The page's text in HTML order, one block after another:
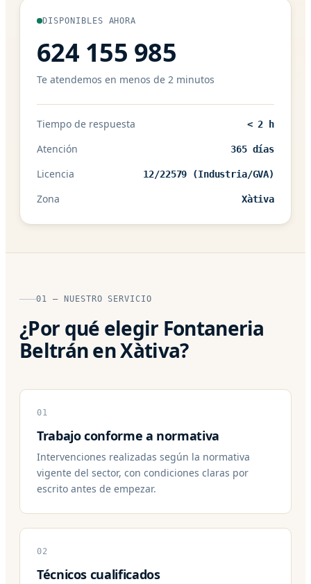
DISPONIBLES AHORA
624 155 985
Te atendemos en menos de 2 minutos
Tiempo de respuesta < 2 h
Atención 365 días
Licencia 12/22579 (Industria/GVA)
Zona Xàtiva
01 — NUESTRO SERVICIO
¿Por qué elegir Fontaneria
Beltrán en Xàtiva?
01
Trabajo conforme a normativa
Intervenciones realizadas según la normativa
vigente del sector, con condiciones claras por
escrito antes de empezar.
02
Técnicos cualificados